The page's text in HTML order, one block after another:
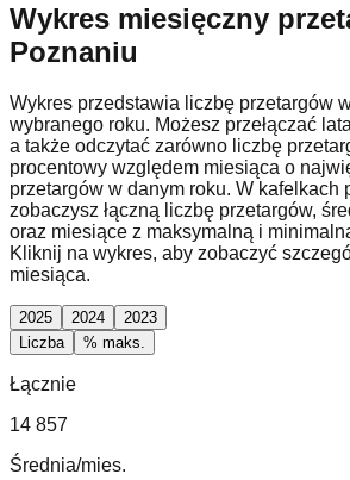
Wykres miesięczny
Poznaniu
Wykres przedstawia liczbę przetargów
wybranego roku. Możesz przełączać
a także odczytać zarówno liczbę
procentowy względem miesiąca o
przetargów w danym roku. W kafelkach
zobaczysz łączną liczbę przetargów,
oraz miesiące z maksymalną i
Kliknij na wykres, aby zobaczyć
miesiąca.
2025 2024
2023
Liczba
% maks.
Łącznie
14 857
Średnia/mies.